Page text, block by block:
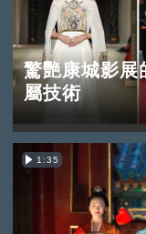
驚艷康城影展
屬技術
1:35